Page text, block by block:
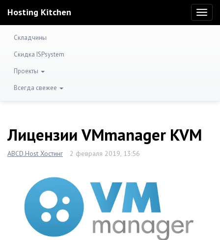
Hosting Kitchen
Складчины
Скидка ISPsystem
Проекты
Всегда свежее
Лицензии VMmanager KVM
ABCD.Host Хостинг 2 февраля 2019, 13:56